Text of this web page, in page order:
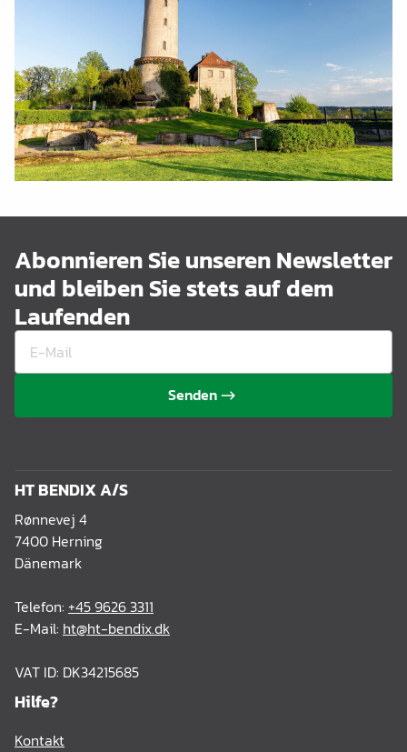
Abonnieren Sie unseren Newsletter
und bleiben Sie stets auf dem
Laufenden
Senden
HT BENDIX A/S
Rønnevej 4
7400 Herning
Dänemark
Telefon: +45 9626 3311
E-Mail: ht@ht-bendix.dk
VAT ID: DK34215685
Hilfe?
Kontakt